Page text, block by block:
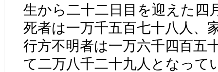
生から二十二日目を迎えた四
死者は一万千五百七十八人、
行方不明者は一万六千四百五
て二万八千二十九人となって